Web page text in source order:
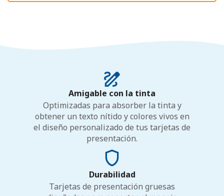
Amigable con la tinta
Optimizadas para absorber la tinta y
obtener un texto nítido y colores vivos en
el diseño personalizado de tus tarjetas de
presentación.
Durabilidad
Tarjetas de presentación gruesas